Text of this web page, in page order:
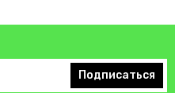
Подписаться